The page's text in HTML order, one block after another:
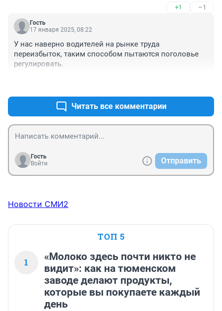
+1 –1
Гость
17 января 2025, 08:22
У нас наверно водителей на рынке труда
переизбыток, таким способом пытаются поголовье
регулировать.
Читать все комментарии
Гость
Войти
Отправить
Новости СМИ2
ТОП 5
1
«Молоко здесь почти никто не
видит»: как на тюменском
заводе делают продукты,
которые вы покупаете каждый
день